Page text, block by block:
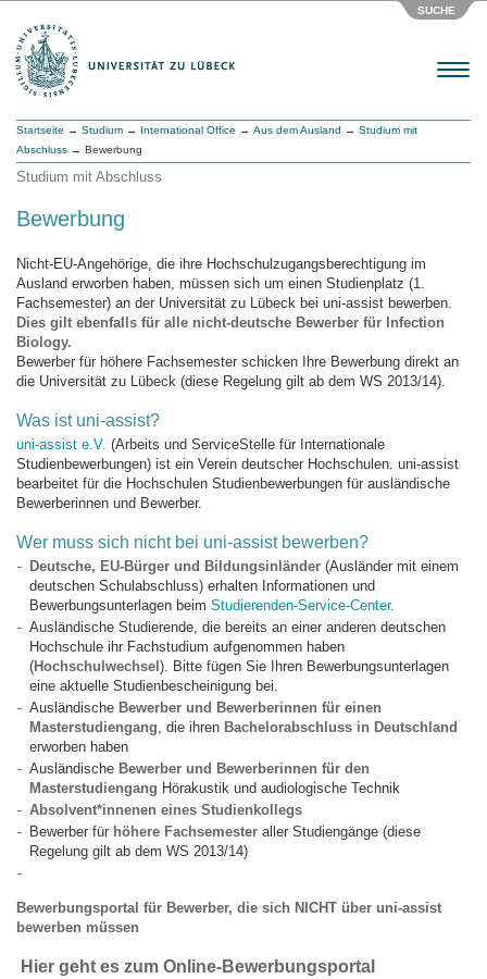
SUCHE
Menu
Startseite → Studium → International Office → Aus dem Ausland → Studium mit
Abschluss → Bewerbung
Studium mit Abschluss
Bewerbung
Nicht-EU-Angehörige, die ihre Hochschulzugangsberechtigung im
Ausland erworben haben, müssen sich um einen Studienplatz (1.
Fachsemester) an der Universität zu Lübeck bei uni-assist bewerben.
Dies gilt ebenfalls für alle nicht-deutsche Bewerber für Infection
Biology.
Bewerber für höhere Fachsemester schicken Ihre Bewerbung direkt an
die Universität zu Lübeck (diese Regelung gilt ab dem WS 2013/14).
Was ist uni-assist?
uni-assist e.V. (Arbeits und ServiceStelle für Internationale
Studienbewerbungen) ist ein Verein deutscher Hochschulen. uni-assist
bearbeitet für die Hochschulen Studienbewerbungen für ausländische
Bewerberinnen und Bewerber.
Wer muss sich nicht bei uni-assist bewerben?
Deutsche, EU-Bürger und Bildungsinländer (Ausländer mit einem
deutschen Schulabschluss) erhalten Informationen und
Bewerbungsunterlagen beim Studierenden-Service-Center.
Ausländische Studierende, die bereits an einer anderen deutschen
Hochschule ihr Fachstudium aufgenommen haben
(Hochschulwechsel ). Bitte fügen Sie Ihren Bewerbungsunterlagen
eine aktuelle Studienbescheinigung bei.
Ausländische Bewerber und Bewerberinnen für einen
Masterstudiengang, die ihren Bachelorabschluss in Deutschland
erworben haben
Ausländische Bewerber und Bewerberinnen für den
Masterstudiengang Hörakustik und audiologische Technik
Absolvent*innenen eines Studienkollegs
Bewerber für höhere Fachsemester aller Studiengänge (diese
Regelung gilt ab dem WS 2013/14)
Bewerbungsportal für Bewerber, die sich NICHT über uni-assist
bewerben müssen
Hier geht es zum Online-Bewerbungsportal